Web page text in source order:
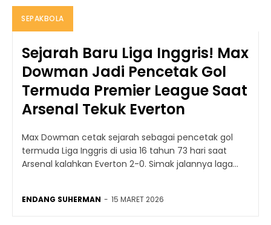
SEPAKBOLA
Sejarah Baru Liga Inggris! Max
Dowman Jadi Pencetak Gol
Termuda Premier League Saat
Arsenal Tekuk Everton
Max Dowman cetak sejarah sebagai pencetak gol
termuda Liga Inggris di usia 16 tahun 73 hari saat
Arsenal kalahkan Everton 2-0. Simak jalannya laga...
ENDANG SUHERMAN - 15 MARET 2026